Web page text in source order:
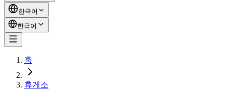
한국어
한국어
홈
휴게소